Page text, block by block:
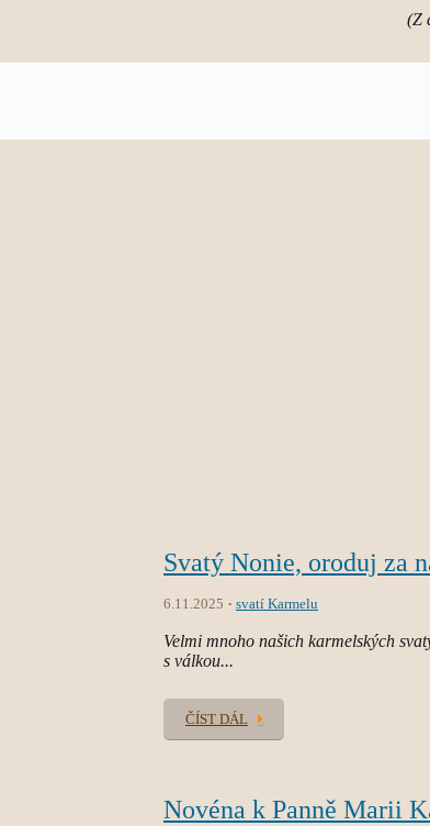
(Z
Svatý Nonie, oroduj za
6.11.2025 svatí Karmelu
Velmi mnoho našich karmelských
s válkou...
ČÍST DÁL
Novéna k Panně Marii